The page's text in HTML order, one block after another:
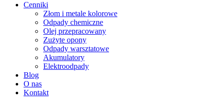
Cenniki
Złom i metale kolorowe
Odpady chemiczne
Olej przepracowany
Zużyte opony
Odpady warsztatowe
Akumulatory
Elektroodpady
Blog
O nas
Kontakt